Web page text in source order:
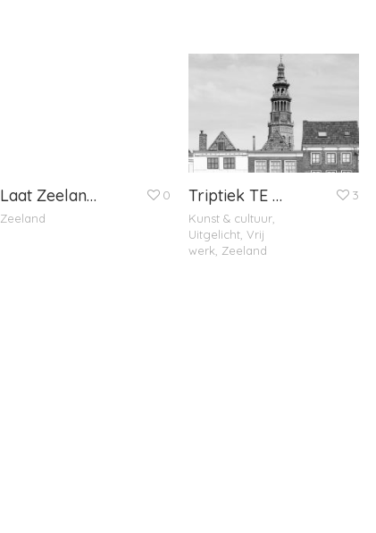
0
Laat Zeeland zien!
Zeeland
3
Triptiek TE KOOP!
Kunst & cultuur
Uitgelicht ,Vrij
werk Zeeland